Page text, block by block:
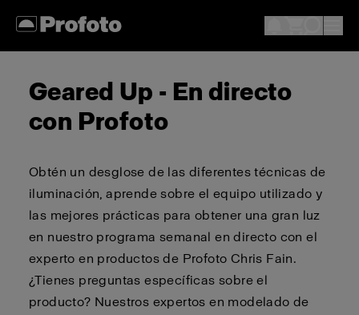
Geared Up - En directo
con Profoto
Obtén un desglose de las diferentes técnicas de
iluminación, aprende sobre el equipo utilizado y
las mejores prácticas para obtener una gran luz
en nuestro programa semanal en directo con el
experto en productos de Profoto Chris Fain.
¿Tienes preguntas específicas sobre el
producto? Nuestros expertos en modelado de